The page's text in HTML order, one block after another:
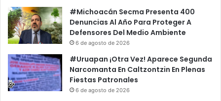
#Michoacán Secma Presenta 400
Denuncias Al Año Para Proteger A
Defensores Del Medio Ambiente
6 de agosto de 2026
#Uruapan ¡Otra Vez! Aparece Segunda
Narcomanta En Caltzontzin En Plenas
Fiestas Patronales
6 de agosto de 2026